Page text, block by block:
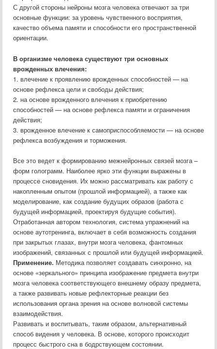
С другой стороны нейроны мозга человека отвечают за три
основные функции: за уровень чувственного восприятия,
качество объема памяти и способности его пространственной
ориентации.
В организме человека существуют три основных
врожденных влечения:
1. влечение к проявлению врожденных способностей — на
основе рефлекса цели и свободы действия;
2. на основе врожденного влечения к приобретению
способностей — на основе рефлекса памяти и ограничения
действия;
3. врожденное влечение к самоприспособляемости — на основе
рефлекса возбуждения и торможения.
Все это ведет к формированию межнейронных связей мозга –
форм голограмм. Наиболее ярко эти функции выражены в
процессе сновидения. Их можно рассматривать как работу с
накопленным опытом (прошлой информацией), а также как
моделирование, как создание будущих образов (работа с
будущей информацией, проектируя будущие события).
Отработанная автором технология, система упражнений на
основе аутотренинга, включает в себя возможность создания
при закрытых глазах, внутри мозга человека, фантомных
изображений, связанных с прошлой или будущей информацией.
Применение. Методика позволяет создавать синхронно, на
основе «зеркального» принципа изображение предмета внутри
мозга человека соответствующего внешнему образу предмета,
а также развивать новые рефлекторные реакции без
использования органа зрения на основе волновой системы
взаимодействия.
Развивать и воспитывать, таким образом, альтернативный
способ видения у человека. В основе, которого происходит
процесс быстрого сна в бодрствующем состоянии.